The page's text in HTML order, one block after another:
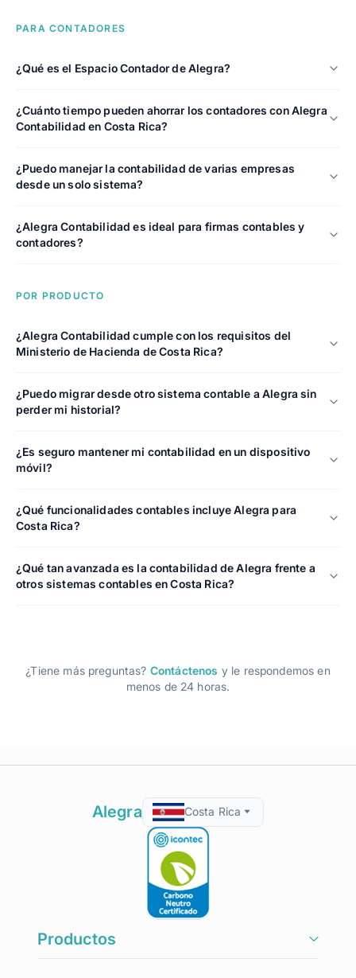
PARA CONTADORES
¿Qué es el Espacio Contador de Alegra?
¿Cuánto tiempo pueden ahorrar los contadores con Alegra
Contabilidad en Costa Rica?
¿Puedo manejar la contabilidad de varias empresas
desde un solo sistema?
¿Alegra Contabilidad es ideal para firmas contables y
contadores?
POR PRODUCTO
¿Alegra Contabilidad cumple con los requisitos del
Ministerio de Hacienda de Costa Rica?
¿Puedo migrar desde otro sistema contable a Alegra sin
perder mi historial?
¿Es seguro mantener mi contabilidad en un dispositivo
móvil?
¿Qué funcionalidades contables incluye Alegra para
Costa Rica?
¿Qué tan avanzada es la contabilidad de Alegra frente a
otros sistemas contables en Costa Rica?
¿Tiene más preguntas? Contáctenos y le respondemos en
menos de 24 horas.
Alegra Costa Rica
Productos